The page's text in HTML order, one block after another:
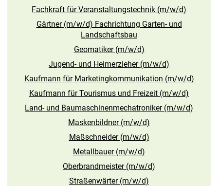
Fachkraft für Veranstaltungstechnik (m/w/d)
Gärtner (m/w/d) Fachrichtung Garten- und
Landschaftsbau
Geomatiker (m/w/d)
Jugend- und Heimerzieher (m/w/d)
Kaufmann für Marketingkommunikation (m/w/d)
Kaufmann für Tourismus und Freizeit (m/w/d)
Land- und Baumaschinenmechatroniker (m/w/d)
Maskenbildner (m/w/d)
Maßschneider (m/w/d)
Metallbauer (m/w/d)
Oberbrandmeister (m/w/d)
Straßenwärter (m/w/d)